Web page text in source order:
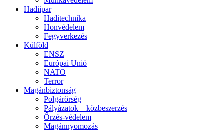
Hadiipar
Haditechnika
Honvédelem
Fegyverkezés
Külföld
ENSZ
Európai Unió
NATO
Terror
Magánbiztonság
Polgárőrség
Pályázatok – közbeszerzés
Őrzés-védelem
Magánnyomozás